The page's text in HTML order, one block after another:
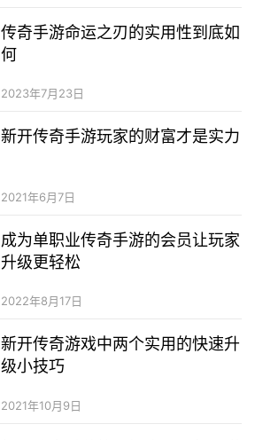
传奇手游命运之刃的实用性到底如
何
2023年7月23日
新开传奇手游玩家的财富才是实力
2021年6月7日
成为单职业传奇手游的会员让玩家
升级更轻松
2022年8月17日
新开传奇游戏中两个实用的快速升
级小技巧
2021年10月9日